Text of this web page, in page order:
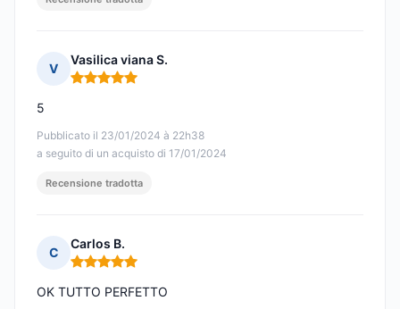
V
Vasilica viana S.
Nota: 5 su 5
Pubblicato il 23/01/2024 à 22h38
a seguito di un acquisto di 17/01/2024
5
Recensione tradotta
C
Carlos B.
Nota: 5 su 5
OK TUTTO PERFETTO